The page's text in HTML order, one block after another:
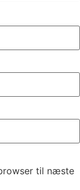
til næste